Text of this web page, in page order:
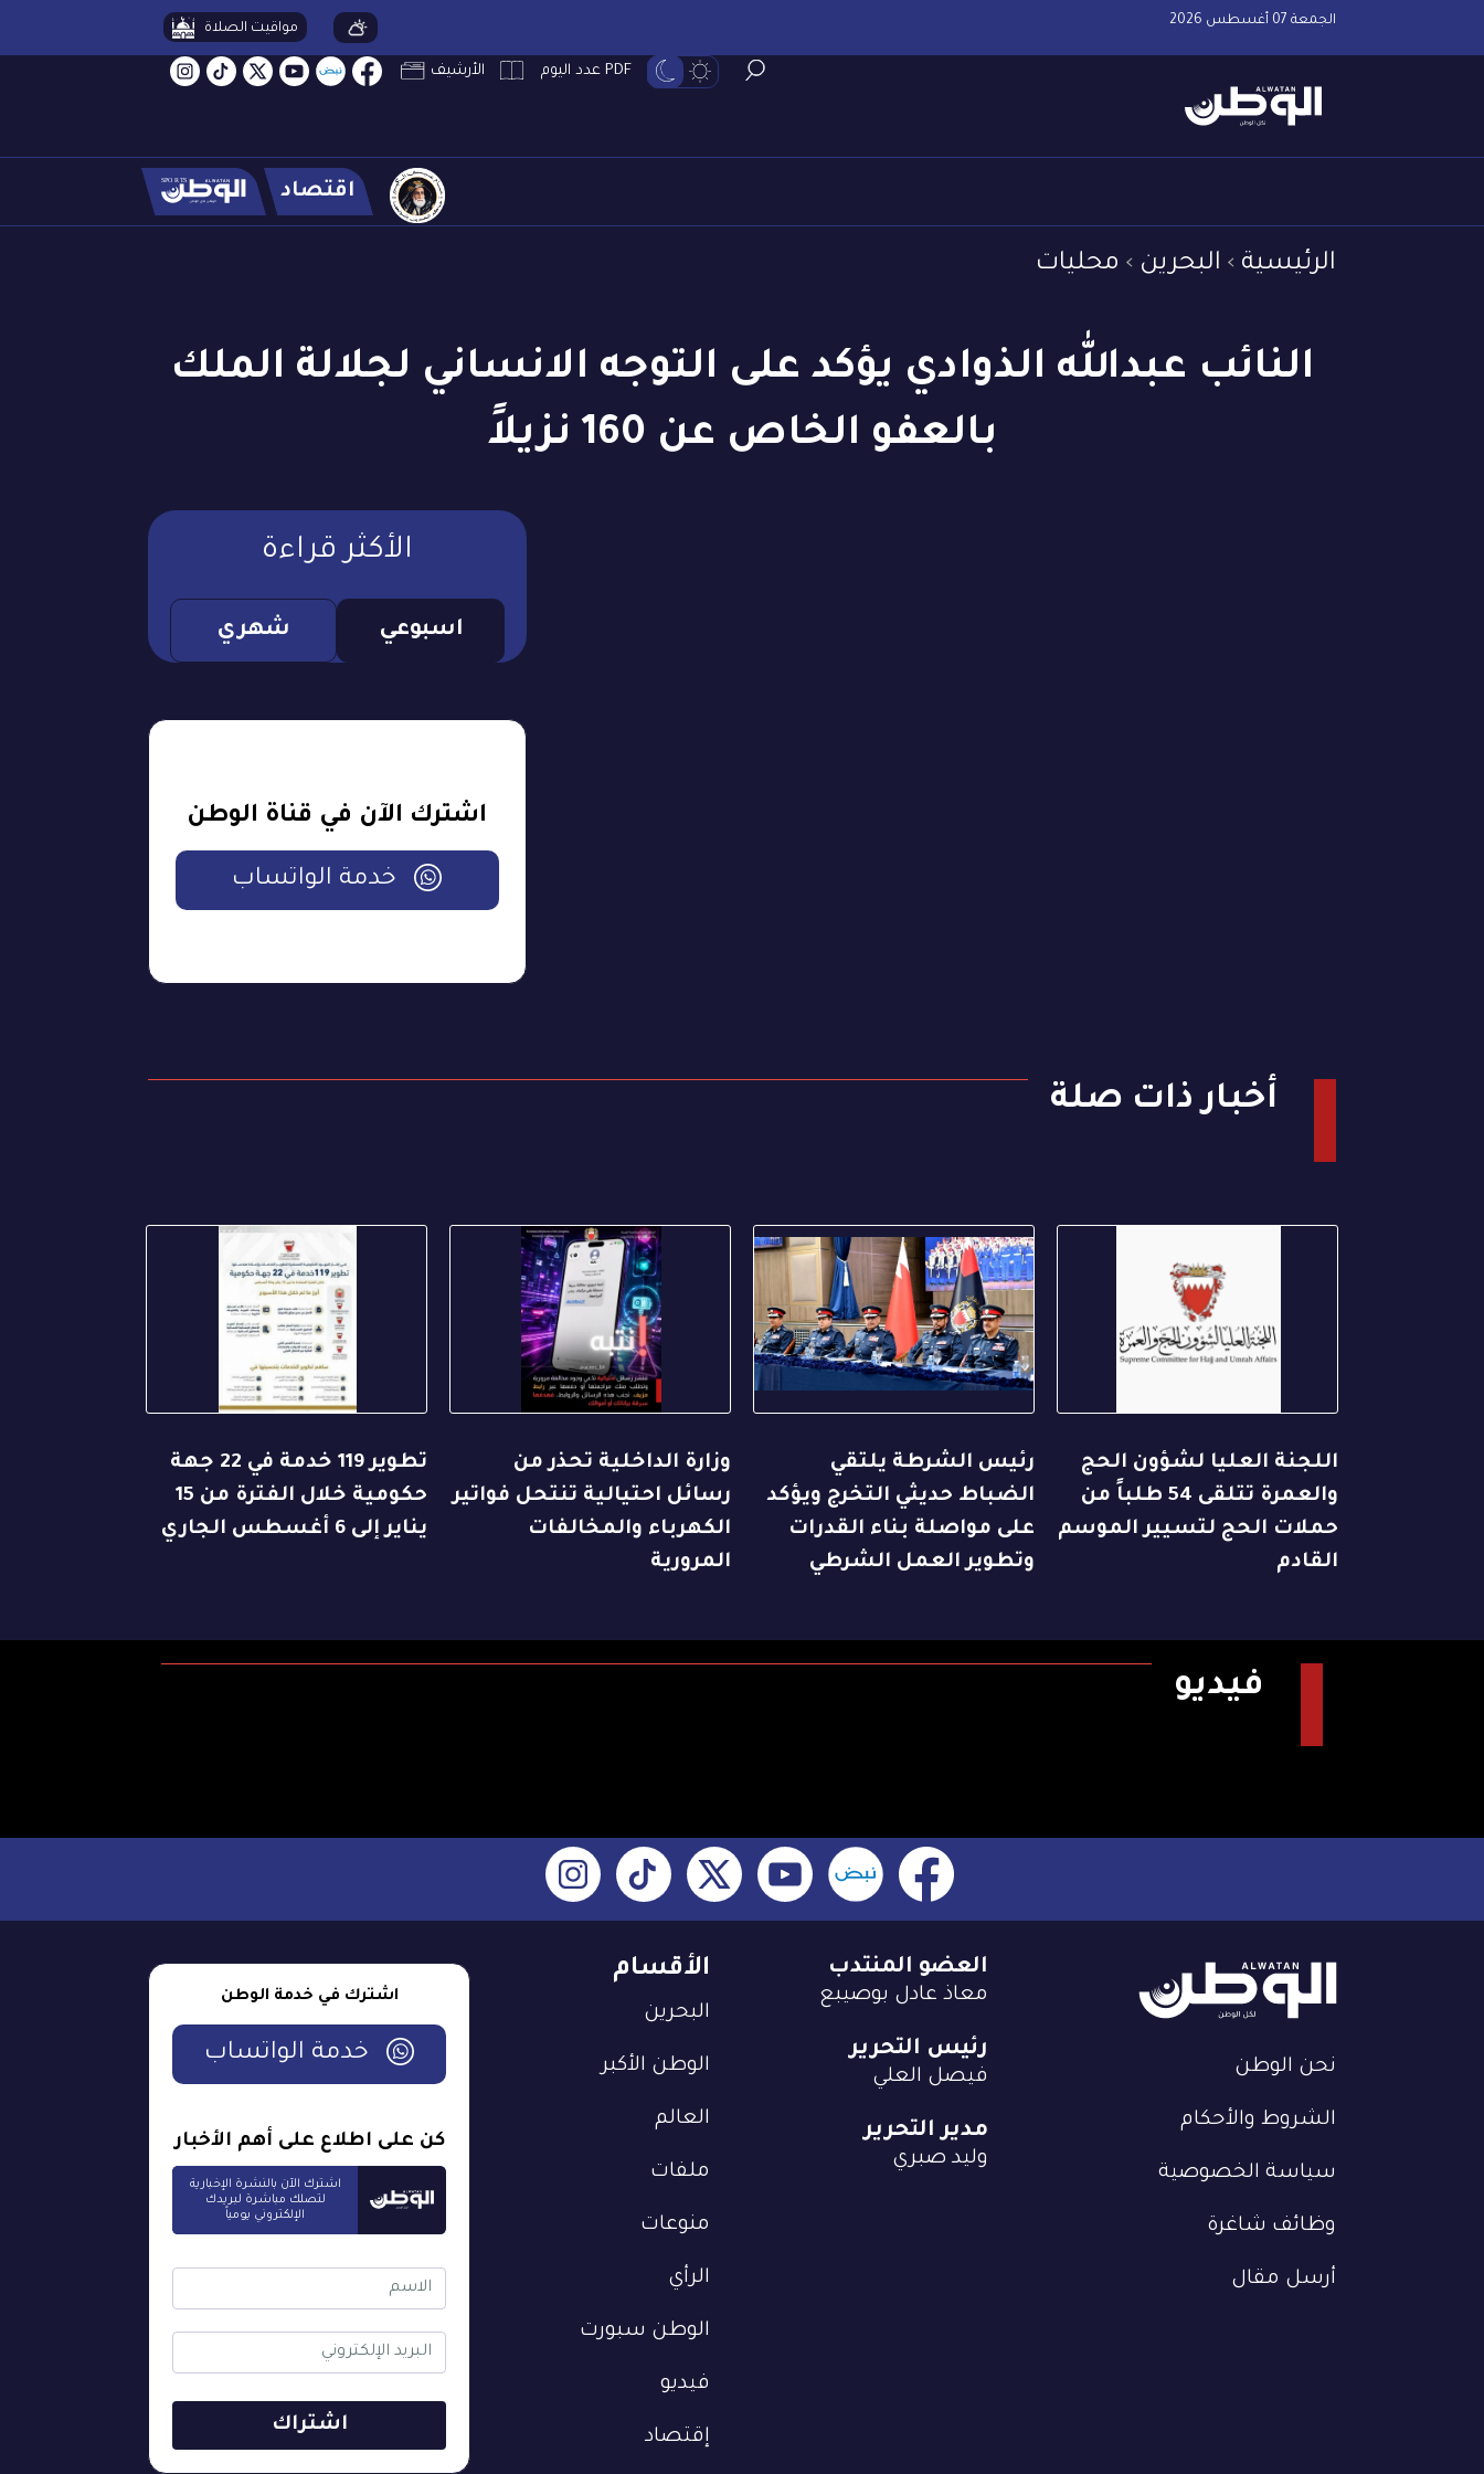
الجمعة 07 أغسطس 2026 مواقيت الصلاة
PDF عدد اليوم الأرشيف
اقتصاد
الرئيسية البحرين محليات
النائب عبدالله الذوادي يؤكد على التوجه الانساني لجلالة الملك
بالعفو الخاص عن 160 نزيلاً
الأكثر قراءة
اسبوعي شهري
اشترك الآن في قناة الوطن
خدمة الواتساب
أخبار ذات صلة
اللجنة العليا لشؤون الحج
والعمرة تتلقى 54 طلباً من
حملات الحج لتسيير الموسم
القادم
رئيس الشرطة يلتقي
الضباط حديثي التخرج ويؤكد
على مواصلة بناء القدرات
وتطوير العمل الشرطي
وزارة الداخلية تحذر من
رسائل احتيالية تنتحل فواتير
الكهرباء والمخالفات
المرورية
تطوير 119 خدمة في 22 جهة
حكومية خلال الفترة من 15
يناير إلى 6 أغسطس الجاري
فيديو
نحن الوطن
الشروط والأحكام
سياسة الخصوصية
وظائف شاغرة
أرسل مقال
الأقسام
البحرين
الوطن الأكبر
العالم
ملفات
منوعات
الرأي
الوطن سبورت
فيديو
إقتصاد
العضو المنتدب
معاذ عادل بوصيبع
رئيس التحرير
فيصل العلي
مدير التحرير
وليد صبري
اشترك في خدمة الوطن
خدمة الواتساب
كن على اطلاع على أهم الأخبار
اشترك الآن بالنشرة الإخبارية
لتصلك مباشرة لبريدك
الإلكتروني يومياً
اشتراك